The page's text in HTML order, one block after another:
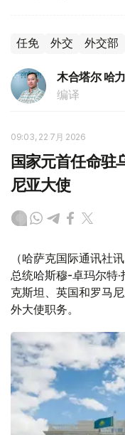
任免 外交 外交部
木合塔尔 哈
编译
09:03, 22 7月 2026
国家元首任命驻
尼亚大使
（哈萨克国际通讯社
总统哈斯穆-卓玛尔特
克斯坦、英国和罗马
外大使职务。